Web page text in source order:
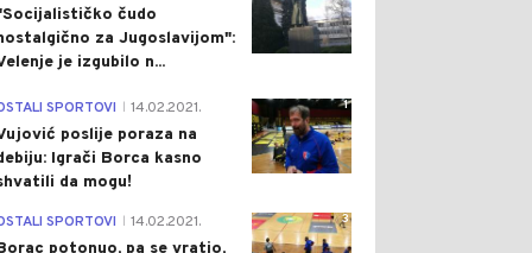
čudo
za Jugoslavijom":
je izgubilo n...
1
SPORTOVI 14.02.2021.
poslije poraza na
Igrači Borca kasno
da mogu!
3
SPORTOVI 14.02.2021.
potonuo, pa se vratio,